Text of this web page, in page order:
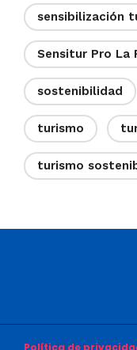
sensibilización
Sensitur Pro La
sostenibilidad
turismo
turismo
Política de